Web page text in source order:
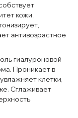
кожи,
антивозрастное
гиалуроновой
Проникает в
клетки,
Сглаживает